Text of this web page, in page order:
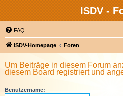
ISDV -
FAQ
ISDV-Homepage Foren
Um Beiträge in diesem Forum
diesem Board registriert und
Benutzername: